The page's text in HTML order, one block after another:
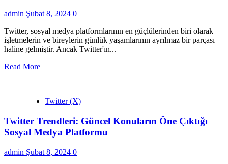
admin Şubat 8, 2024 0
Twitter, sosyal medya platformlarının en güçlülerinden biri olarak
işletmelerin ve bireylerin günlük yaşamlarının ayrılmaz bir parçası
haline gelmiştir. Ancak Twitter'ın...
Read More
Twitter (X)
Twitter Trendleri: Güncel Konuların Öne Çıktığı
Sosyal Medya Platformu
admin Şubat 8, 2024 0